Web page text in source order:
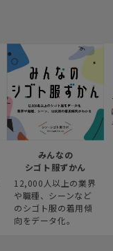
みんなの
シゴト服ずかん
12,000人以上の業界
や職種、シーンなど
のシゴト服の着用傾
向をデータ化。